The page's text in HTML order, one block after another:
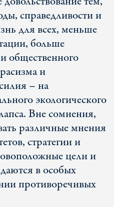
справедливости и
для всех, меньше
больше
общественного
и
– на
экологического
Вне сомнения,
различные мнения
стратегии и
цели и
в особых
противоречивых